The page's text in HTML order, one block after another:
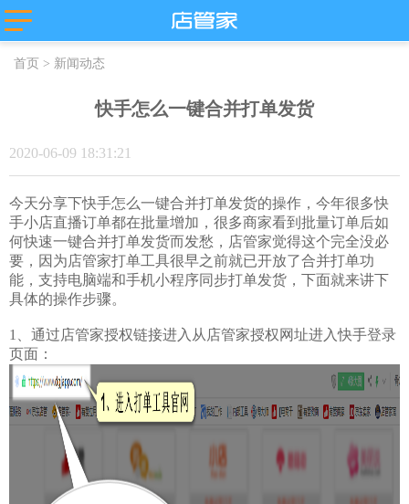
主流平台
拼多多
抖店-即时零
售
淘工厂
淘宝买菜
发
代发
团好货 快团团
首页 > 新闻动态
快手怎么一键合并打单发货
2020-06-09 18:31:21
今天分享下快手怎么一键合并打单发货的操作，今年很多快
手小店直播订单都在批量增加，很多商家看到批量订单后如
何快速一键合并打单发货而发愁，店管家觉得这个完全没必
要，因为店管家打单工具很早之前就已开放了合并打单功
能，支持电脑端和手机小程序同步打单发货，下面就来讲下
具体的操作步骤。
1、通过店管家授权链接进入从店管家授权网址进入快手登录
页面：